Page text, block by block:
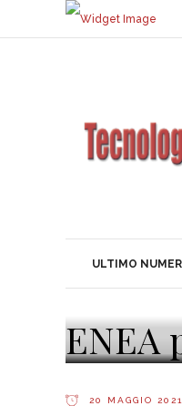
ULTIMO
ENEA
20 MAGGIO 2021